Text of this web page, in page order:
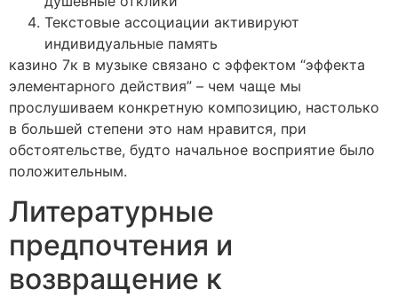
Текстовые ассоциации активируют
индивидуальные память
казино 7к в музыке связано с эффектом “эффекта
элементарного действия” – чем чаще мы
прослушиваем конкретную композицию, настолько
в большей степени это нам нравится, при
обстоятельстве, будто начальное восприятие было
положительным.
Литературные
предпочтения и
возвращение к